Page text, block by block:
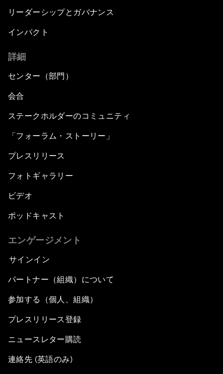
リーダーシップとガバナンス
インパクト
詳細
センター（部門）
会合
ステークホルダーのコミュニティ
「フォーラム・ストーリー」
プレスリリース
フォトギャラリー
ビデオ
ポッドキャスト
エンゲージメント
サインイン
パートナー（組織）について
参加する（個人、組織）
プレスリリース登録
ニュースレター購読
連絡先 (英語のみ)